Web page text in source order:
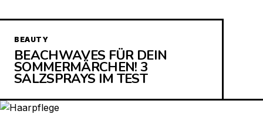
BEAUTY
BEACHWAVES FÜR DEIN
SOMMERMÄRCHEN! 3
SALZSPRAYS IM TEST